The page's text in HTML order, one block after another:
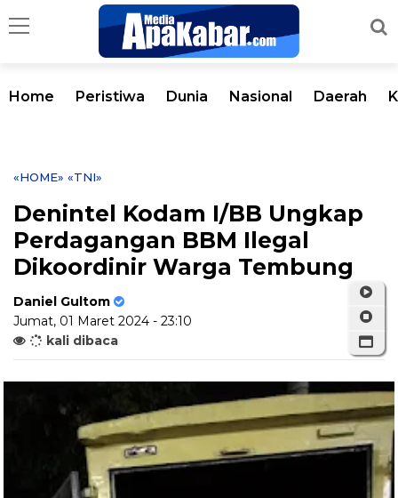
Home Peristiwa Dunia Nasional Daerah
«HOME» «TNI»
Denintel Kodam I/BB Ungkap
Perdagangan BBM Ilegal
Dikoordinir Warga Tembung
Daniel Gultom
Jumat, 01 Maret 2024 - 23:10
kali dibaca